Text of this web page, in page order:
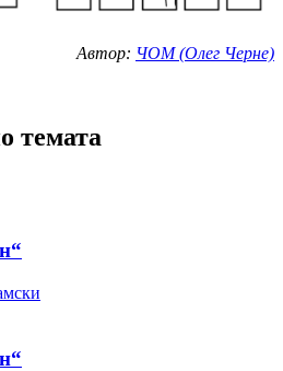
Автор: ЧОМ (Олег Черне)
темата